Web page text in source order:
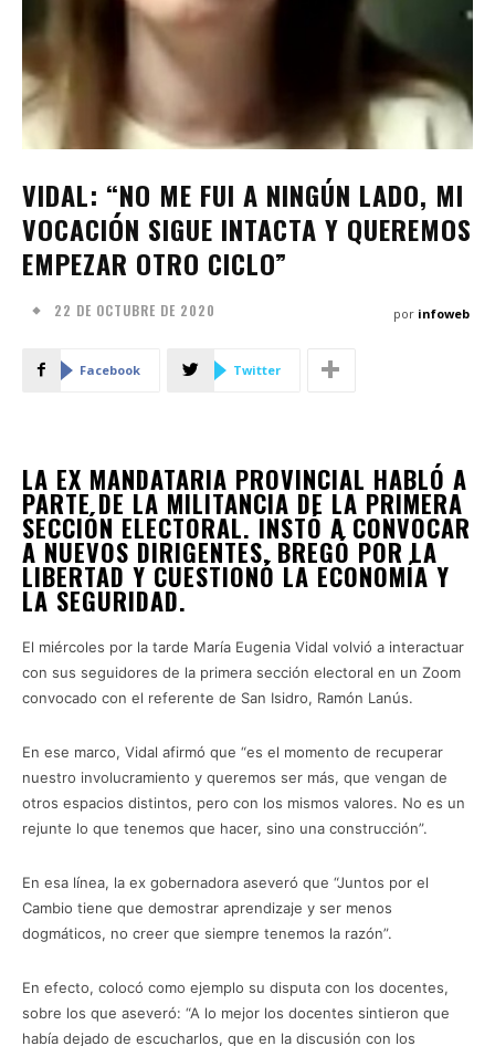
VIDAL: “NO ME FUI A NINGÚN LADO, MI
VOCACIÓN SIGUE INTACTA Y QUEREMOS
EMPEZAR OTRO CICLO”
22 DE OCTUBRE DE 2020 por infoweb
Facebook Twitter
LA EX MANDATARIA PROVINCIAL HABLÓ A
PARTE DE LA MILITANCIA DE LA PRIMERA
SECCIÓN ELECTORAL. INSTÓ A CONVOCAR
A NUEVOS DIRIGENTES, BREGÓ POR LA
LIBERTAD Y CUESTIONÓ LA ECONOMÍA Y
LA SEGURIDAD.
El miércoles por la tarde María Eugenia Vidal volvió a interactuar
con sus seguidores de la primera sección electoral en un Zoom
convocado con el referente de San Isidro, Ramón Lanús.
En ese marco, Vidal afirmó que “es el momento de recuperar
nuestro involucramiento y queremos ser más, que vengan de
otros espacios distintos, pero con los mismos valores. No es un
rejunte lo que tenemos que hacer, sino una construcción”.
En esa línea, la ex gobernadora aseveró que “Juntos por el
Cambio tiene que demostrar aprendizaje y ser menos
dogmáticos, no creer que siempre tenemos la razón”.
En efecto, colocó como ejemplo su disputa con los docentes,
sobre los que aseveró: “A lo mejor los docentes sintieron que
había dejado de escucharlos, que en la discusión con los